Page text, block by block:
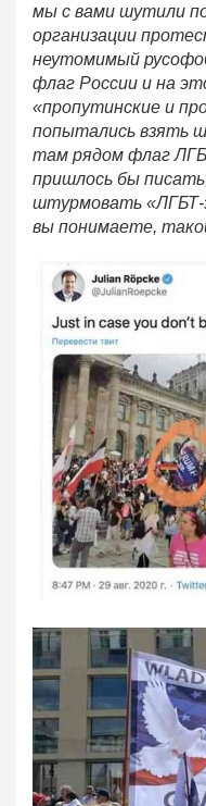
мы с вами шутили
организации
неутомимый
флаг России и на
«пропутинские и
попытались взять
там рядом флаг
пришлось бы
штурмовать «ЛГБТ-
вы понимаете,